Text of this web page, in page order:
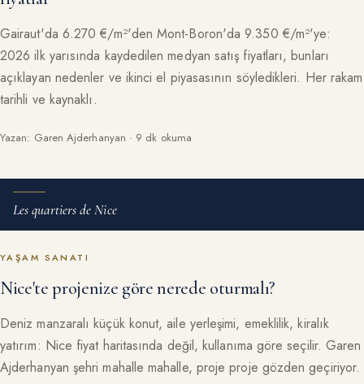
Gairaut'da 6.270 €/m²'den Mont-Boron'da 9.350 €/m²'ye:
2026 ilk yarısında kaydedilen medyan satış fiyatları, bunları
açıklayan nedenler ve ikinci el piyasasının söyledikleri. Her rakam
tarihli ve kaynaklı.
Yazan: Garen Ajderhanyan · 9 dk okuma
Les quartiers de Nice
YAŞAM SANATI
Nice'te projenize göre nerede oturmalı?
Deniz manzaralı küçük konut, aile yerleşimi, emeklilik, kiralık
yatırım: Nice fiyat haritasında değil, kullanıma göre seçilir. Garen
Ajderhanyan şehri mahalle mahalle, proje proje gözden geçiriyor.